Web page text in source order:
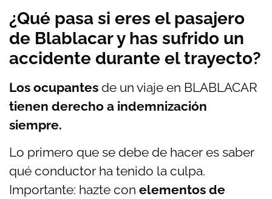
¿Qué pasa si eres el pasajero
de Blablacar y has sufrido un
accidente durante el trayecto?
Los ocupantes de un viaje en BLABLACAR
tienen derecho a indemnización
siempre.
Lo primero que se debe de hacer es saber
qué conductor ha tenido la culpa.
Importante: hazte con elementos de